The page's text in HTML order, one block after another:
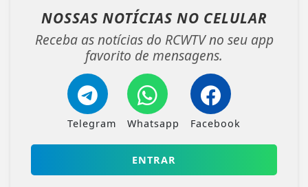
NOSSAS NOTÍCIAS NO CELULAR
Receba as notícias do RCWTV no seu app
favorito de mensagens.
Telegram Whatsapp Facebook
ENTRAR